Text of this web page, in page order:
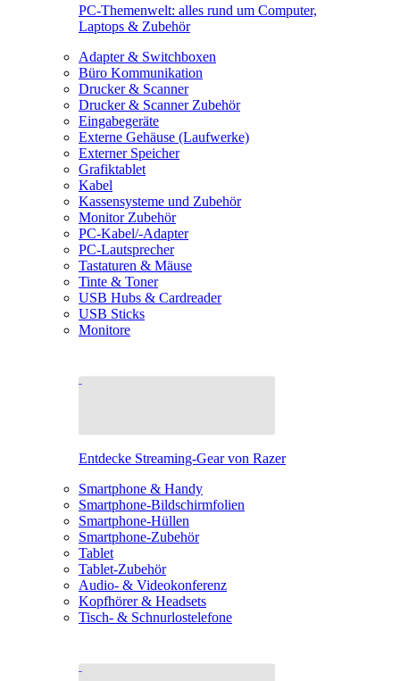
PC-Themenwelt: alles rund um Computer,
Laptops & Zubehör
Adapter & Switchboxen
Büro Kommunikation
Drucker & Scanner
Drucker & Scanner Zubehör
Eingabegeräte
Externe Gehäuse (Laufwerke)
Externer Speicher
Grafiktablet
Kabel
Kassensysteme und Zubehör
Monitor Zubehör
PC-Kabel/-Adapter
PC-Lautsprecher
Tastaturen & Mäuse
Tinte & Toner
USB Hubs & Cardreader
USB Sticks
Monitore
Entdecke Streaming-Gear von Razer
Smartphone & Handy
Smartphone-Bildschirmfolien
Smartphone-Hüllen
Smartphone-Zubehör
Tablet
Tablet-Zubehör
Audio- & Videokonferenz
Kopfhörer & Headsets
Tisch- & Schnurlostelefone